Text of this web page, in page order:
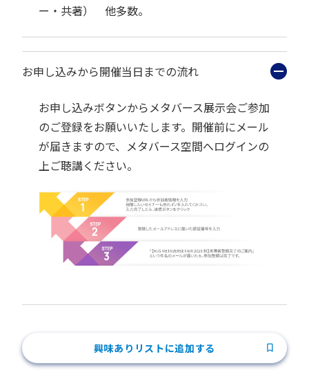
ー・共著） 他多数。
お申し込みから開催当日までの流れ
お申し込みボタンからメタバース展示会ご参加
のご登録をお願いいたします。開催前にメール
が届きますので、メタバース空間へログインの
上ご聴講ください。
興味ありリストに追加する